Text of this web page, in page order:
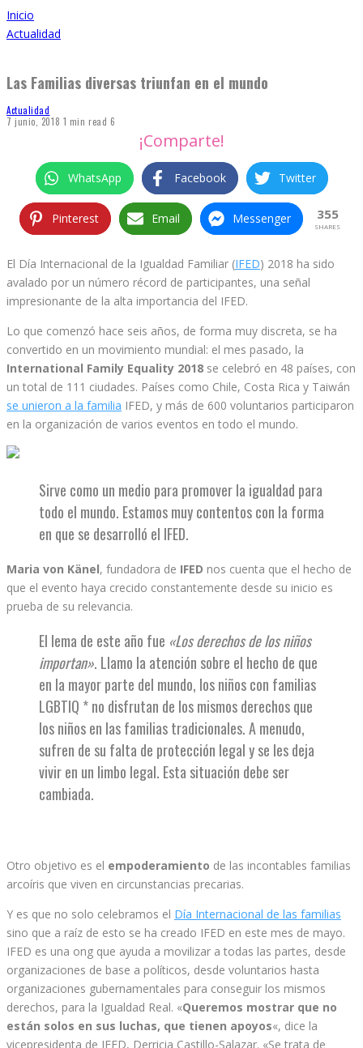
Inicio
Actualidad
Las Familias diversas triunfan en el mundo
Actualidad
7 junio, 2018 1 min read 6
¡Comparte!
WhatsApp Facebook Twitter
Pinterest Email Messenger 355
SHARES
El Día Internacional de la Igualdad Familiar (IFED) 2018 ha sido
avalado por un número récord de participantes, una señal
impresionante de la alta importancia del IFED.
Lo que comenzó hace seis años, de forma muy discreta, se ha
convertido en un movimiento mundial: el mes pasado, la
International Family Equality 2018 se celebró en 48 países, con
un total de 111 ciudades. Países como Chile, Costa Rica y Taiwán
se unieron a la familia IFED, y más de 600 voluntarios participaron
en la organización de varios eventos en todo el mundo.
Sirve como un medio para promover la igualdad para
todo el mundo. Estamos muy contentos con la forma
en que se desarrolló el IFED.
Maria von Känel, fundadora de IFED nos cuenta que el hecho de
que el evento haya crecido constantemente desde su inicio es
prueba de su relevancia.
El lema de este año fue «Los derechos de los niños
importan». Llamo la atención sobre el hecho de que
en la mayor parte del mundo, los niños con familias
LGBTIQ * no disfrutan de los mismos derechos que
los niños en las familias tradicionales. A menudo,
sufren de su falta de protección legal y se les deja
vivir en un limbo legal. Esta situación debe ser
cambiada.
Otro objetivo es el empoderamiento de las incontables familias
arcoíris que viven en circunstancias precarias.
Y es que no solo celebramos el Día Internacional de las familias
sino que a raíz de esto se ha creado IFED en este mes de mayo.
IFED es una ong que ayuda a movilizar a todas las partes, desde
organizaciones de base a políticos, desde voluntarios hasta
organizaciones gubernamentales para conseguir los mismos
derechos, para la Igualdad Real. «Queremos mostrar que no
están solos en sus luchas, que tienen apoyos«, dice la
vicepresidenta de IFED, Derricia Castillo-Salazar. «Se trata de